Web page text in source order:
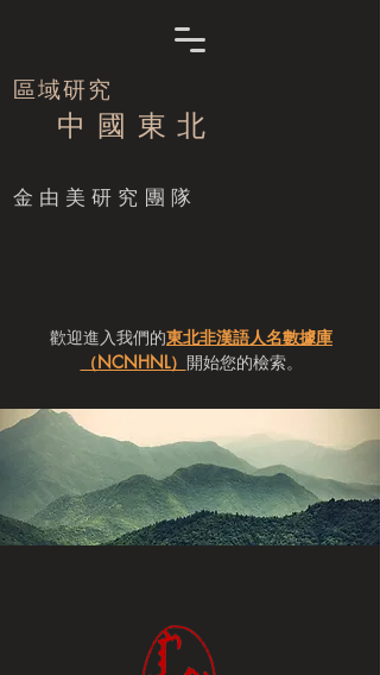
區域研究
中 國 東 北
​金由美研究團隊
歡迎進入我們的東北非漢語人名數據庫
（NCNHNL） 開始您的檢索。